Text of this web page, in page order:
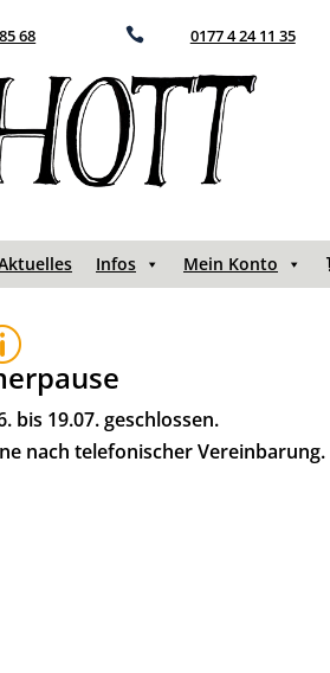
68  0177 4 24 11 35
Infos Mein Konto
bis 19.07. geschlossen.
nach telefonischer Vereinbarung.